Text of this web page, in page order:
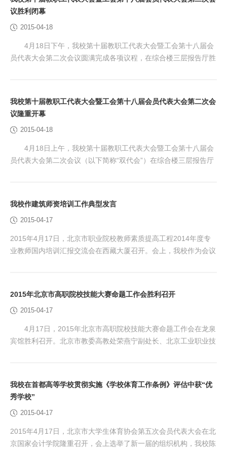
会议认真听取了薄志毅处长对“高端技术技能人才贯通培养试验项
目”工作中专兼职师资队伍建设、基础项目申请等工...
议胜利闭幕
2015-04-18
4月18日下午，我校第十届教职工代表大会暨工会第十八届会
员代表大会第二次会议圆满完成各项议程，在综合楼三层报告厅胜
加了会议。会议由工会常务副主席王艳红主持。 （会场一）
大会通过了学校行政工作报告决议、财务工作报告决...
我校第十届教职工代表大会暨工会第十八届会员代表大会第二次会
议隆重开幕
2015-04-18
4月18日上午，我校第十届教职工代表大会暨工会第十八届会
员代表大会第二次会议（以下简称“双代会”）在综合楼三层报告厅
表、列席代表、特邀代表参加了会议。会议由工会常务副主席王艳
红主持。 会议现场一 大会主席台 在大会预备...
我校作建筑师资培训工作典型发言
2015-04-17
2015年4月17日，北京市职业院校教师素质提高工程2014年度专
业教师国内培训汇报交流会在西藏大厦召开。会上，我校作为会议
会的还有其他14个兄弟院校专业教师培训基地的代表。会议由北京
电子科技职业学院副校长么居标主持。 会上，...
2015年北京市高职院校技能大赛命题工作会胜利召开
2015-04-17
4月17日，2015年北京市高职院校技能大赛命题工作会在龙泉
宾馆胜利召开。北京市教委高教处荣燕宁副处长、北京工业职业技
示热烈欢迎。他表示在市教委的指导下，我校作为北京市大赛秘书
处，会议期间一定为各位专家提供优质的服务，并预...
我校在首都高等学校贯彻实施《学校体育工作条例》评估中获“优
秀学校”
2015-04-17
2015年4月17日，北京市大学生体育协会第五次会员代表大会在北
京国家会计学院隆重召开，会上选举了新一届的组织机构，我校陈